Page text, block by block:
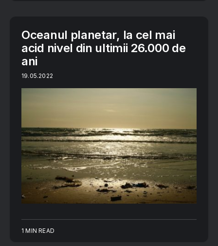
Oceanul planetar, la cel mai
acid nivel din ultimii 26.000 de
ani
19.05.2022
1 MIN READ